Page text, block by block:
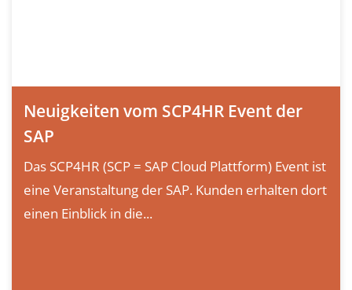
Neuigkeiten vom SCP4HR Event der
SAP
Das SCP4HR (SCP = SAP Cloud Plattform) Event ist
eine Veranstaltung der SAP. Kunden erhalten dort
einen Einblick in die...